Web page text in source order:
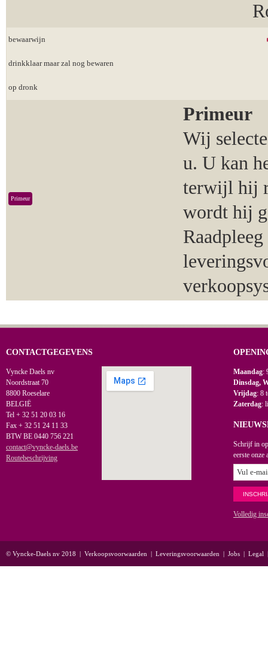
bewaarwijn
drinkklaar maar zal nog bewaren
op dronk
Primeur
Primeur
Wij
u. U kan
terwijl hij
wordt hij
CONTACTGEGEVENS
Vyncke Daels nv
Noordstraat 70
8800 Roeselare
BELGIË
Tel + 32 51 20 03 16
Fax + 32 51 24 11 33
BTW BE 0440 756 221
contact@vyncke-daels.be
Routebeschrijving
Maandag:
Dinsdag,
Vrijdag: 8
Zaterdag:
Schrijf in
eerste onze
Volledig
© Vyncke-Daels nv 2018 | Verkoopsvoorwaarden | Leveringsvoorwaarden | Jobs | Legal